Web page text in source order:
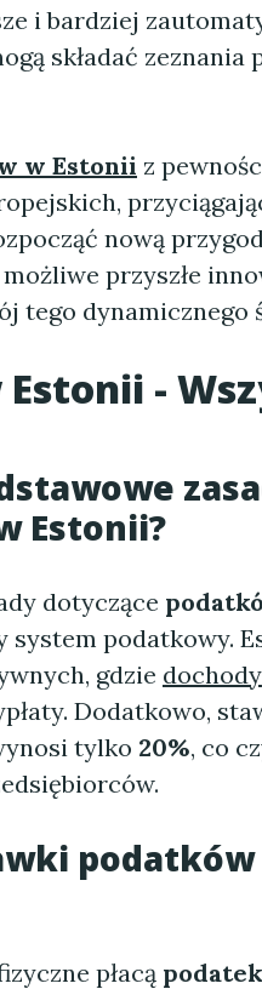
i bardziej
składać
w Estonii z
nową
przyszłe
tego dynamicznego
-
Estonii?
dotyczące
podatkowy.
gdzie dochody
Dodatkowo,
tylko 20%, co
płacą